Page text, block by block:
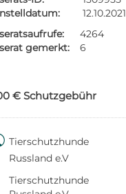
12.10.2021
4264
gemerkt:
6
€ Schutzgebühr
Tierschutzhunde
Russland e.V
Tierschutzhunde